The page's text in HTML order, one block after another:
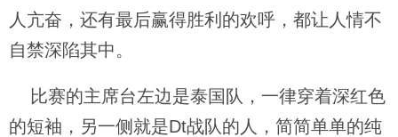
人亢奋，还有最后赢得胜利的欢呼，都让人情不
自禁深陷其中。
比赛的主席台左边是泰国队，一律穿着深红色
的短袖，另一侧就是Dt战队的人，简简单单的纯